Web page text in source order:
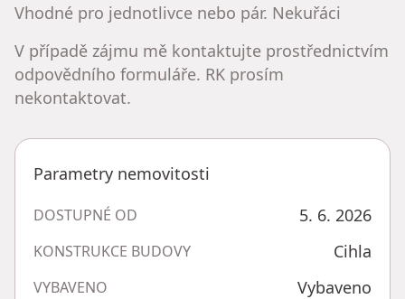
Vhodné pro jednotlivce nebo pár. Nekuřáci
V případě zájmu mě kontaktujte prostřednictvím
odpovědního formuláře. RK prosím
nekontaktovat.
Parametry nemovitosti
DOSTUPNÉ OD 5. 6. 2026
KONSTRUKCE BUDOVY Cihla
VYBAVENO Vybaveno